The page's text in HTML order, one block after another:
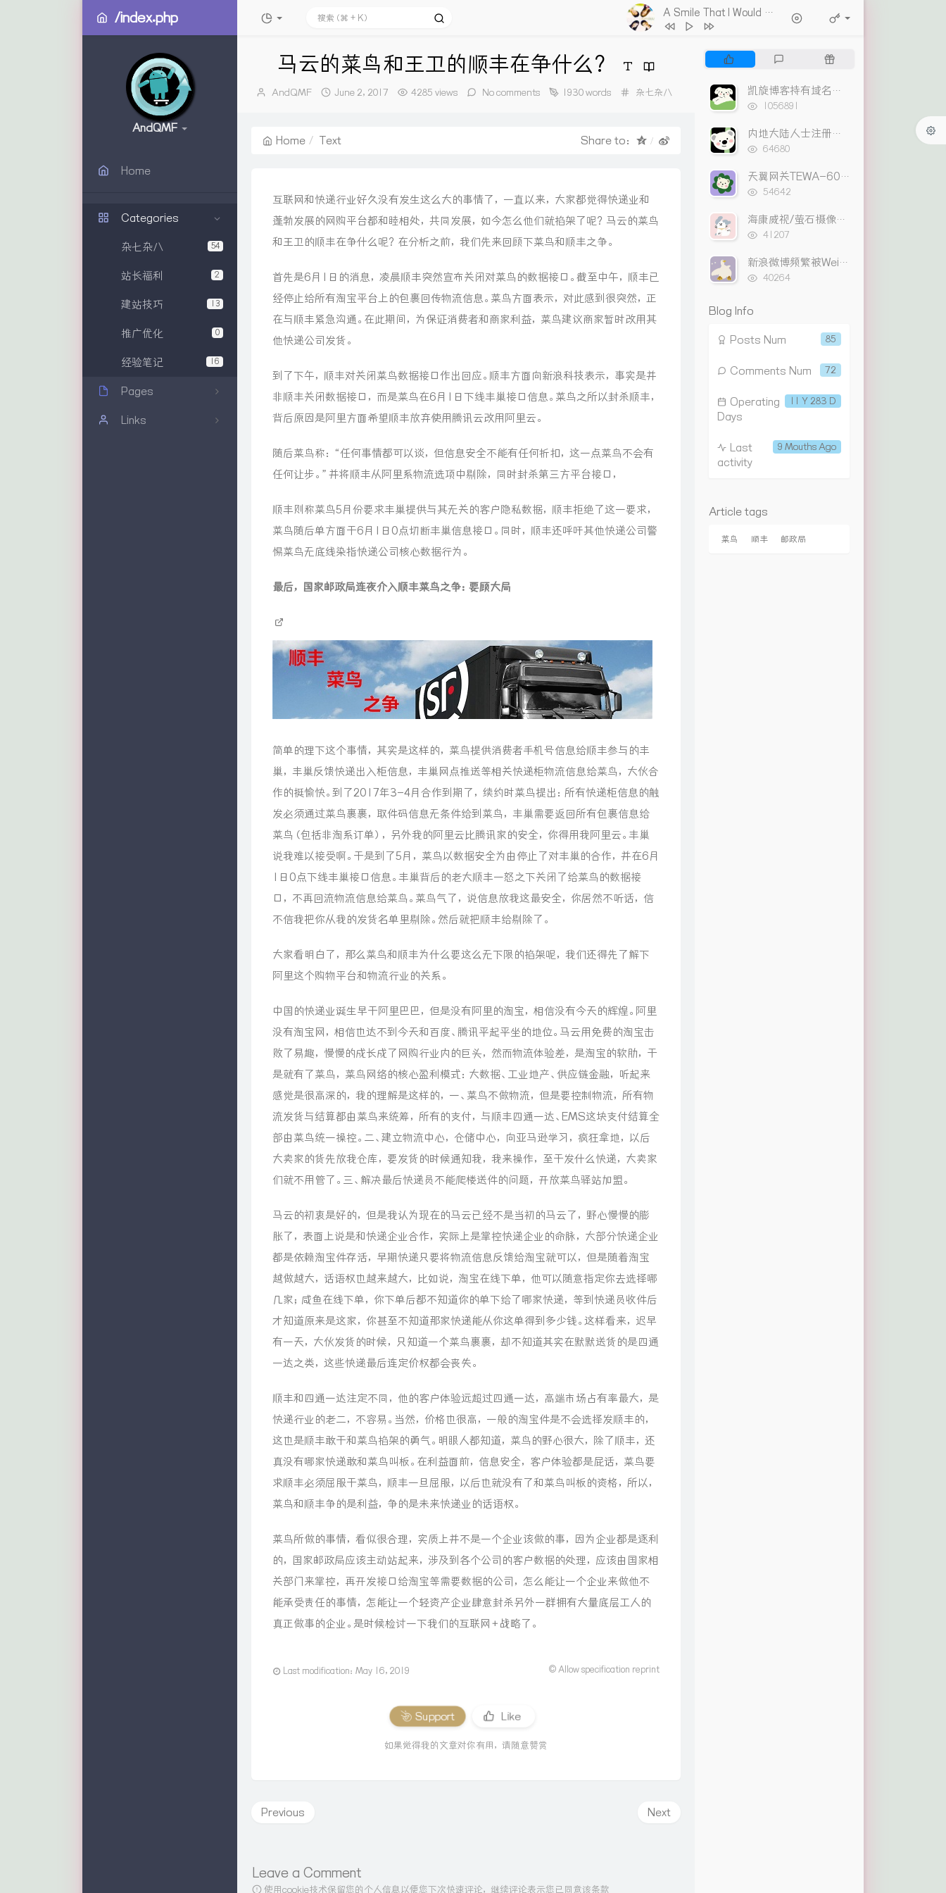
/index.php A Smile That I Would Never See Again
1
Ticket (Day Trip)
Again
Kitti Kuremanee
3 Kitti Kuremanee
4 Old Chinese SongKitti Kuremanee
刘昊霖
6 我可以坐你旁边吗 厘小白
For You To Be Here Tom Rosenthal
叶蒨文
9 当初就不该学php 黄灰红
AndQMF
Home
Categories
54
杂七杂八
2
站长福利
13
建站技巧
0
推广优化
16
经验笔记
Pages
关于本站
Links
马云的菜鸟和王卫的顺丰在争什么？
Author：
AndQMF
发
June 2, 2017 4285 views No comments 1930 words Categories：
杂七杂八
Home Text Share to：
互联网和快递行业好久没有发生这么大的事情了，一直以来，大家都觉得快递业和
蓬勃发展的网购平台都和睦相处，共同发展，如今怎么他们就掐架了呢？马云的菜鸟
和王卫的顺丰在争什么呢？在分析之前，我们先来回顾下菜鸟和顺丰之争。
首先是6月1日的消息，凌晨顺丰突然宣布关闭对菜鸟的数据接口。截至中午，顺丰已
经停止给所有淘宝平台上的包裹回传物流信息。菜鸟方面表示，对此感到很突然，正
在与顺丰紧急沟通。在此期间，为保证消费者和商家利益，菜鸟建议商家暂时改用其
他快递公司发货。
到了下午，顺丰对关闭菜鸟数据接口作出回应。顺丰方面向新浪科技表示，事实是并
非顺丰关闭数据接口，而是菜鸟在6月1日下线丰巢接口信息。菜鸟之所以封杀顺丰，
背后原因是阿里方面希望顺丰放弃使用腾讯云改用阿里云。
随后菜鸟称：“任何事情都可以谈，但信息安全不能有任何折扣，这一点菜鸟不会有
任何让步。”并将顺丰从阿里系物流选项中剔除，同时封杀第三方平台接口，
顺丰则称菜鸟5月份要求丰巢提供与其无关的客户隐私数据，顺丰拒绝了这一要求，
菜鸟随后单方面于6月1日0点切断丰巢信息接口。同时，顺丰还呼吁其他快递公司警
惕菜鸟无底线染指快递公司核心数据行为。
最后，国家邮政局连夜介入顺丰菜鸟之争：要顾大局
简单的理下这个事情，其实是这样的，菜鸟提供消费者手机号信息给顺丰参与的丰
巢，丰巢反馈快递出入柜信息，丰巢网点推送等相关快递柜物流信息给菜鸟，大伙合
作的挺愉快。到了2017年3-4月合作到期了，续约时菜鸟提出：所有快递柜信息的触
发必须通过菜鸟裹裹，取件码信息无条件给到菜鸟，丰巢需要返回所有包裹信息给
菜鸟（包括非淘系订单），另外我的阿里云比腾讯家的安全，你得用我阿里云。丰巢
说我难以接受啊。于是到了5月，菜鸟以数据安全为由停止了对丰巢的合作，并在6月
1日0点下线丰巢接口信息。丰巢背后的老大顺丰一怒之下关闭了给菜鸟的数据接
口，不再回流物流信息给菜鸟。菜鸟气了，说信息放我这最安全，你居然不听话，信
不信我把你从我的发货名单里剔除。然后就把顺丰给剔除了。
大家看明白了，那么菜鸟和顺丰为什么要这么无下限的掐架呢，我们还得先了解下
阿里这个购物平台和物流行业的关系。
中国的快递业诞生早于阿里巴巴，但是没有阿里的淘宝，相信没有今天的辉煌。阿里
没有淘宝网，相信也达不到今天和百度、腾讯平起平坐的地位。马云用免费的淘宝击
败了易趣，慢慢的成长成了网购行业内的巨头，然而物流体验差，是淘宝的软肋，于
是就有了菜鸟，菜鸟网络的核心盈利模式：大数据、工业地产、供应链金融，听起来
感觉是很高深的，我的理解是这样的，一、菜鸟不做物流，但是要控制物流，所有物
流发货与结算都由菜鸟来统筹，所有的支付，与顺丰四通一达、EMS这块支付结算全
部由菜鸟统一操控。二、建立物流中心，仓储中心，向亚马逊学习，疯狂拿地，以后
大卖家的货先放我仓库，要发货的时候通知我，我来操作，至于发什么快递，大卖家
们就不用管了。三、解决最后快递员不能爬楼送件的问题，开放菜鸟驿站加盟。
马云的初衷是好的，但是我认为现在的马云已经不是当初的马云了，野心慢慢的膨
胀了，表面上说是和快递企业合作，实际上是掌控快递企业的命脉，大部分快递企业
都是依赖淘宝件存活，早期快递只要将物流信息反馈给淘宝就可以，但是随着淘宝
越做越大，话语权也越来越大，比如说，淘宝在线下单，他可以随意指定你去选择哪
几家；咸鱼在线下单，你下单后都不知道你的单下给了哪家快递，等到快递员收件后
才知道原来是这家，你甚至不知道那家快递能从你这单得到多少钱。这样看来，迟早
有一天，大伙发货的时候，只知道一个菜鸟裹裹，却不知道其实在默默送货的是四通
一达之类，这些快递最后连定价权都会丧失。
顺丰和四通一达注定不同，他的客户体验远超过四通一达，高端市场占有率最大，是
快递行业的老二，不容易。当然，价格也很高，一般的淘宝件是不会选择发顺丰的，
这也是顺丰敢于和菜鸟掐架的勇气。明眼人都知道，菜鸟的野心很大，除了顺丰，还
真没有哪家快递敢和菜鸟叫板。在利益面前，信息安全，客户体验都是屁话，菜鸟要
求顺丰必须屈服于菜鸟，顺丰一旦屈服，以后也就没有了和菜鸟叫板的资格，所以，
菜鸟和顺丰争的是利益，争的是未来快递业的话语权。
菜鸟所做的事情，看似很合理，实质上并不是一个企业该做的事，因为企业都是逐利
的，国家邮政局应该主动站起来，涉及到各个公司的客户数据的处理，应该由国家相
关部门来掌控，再开发接口给淘宝等需要数据的公司，怎么能让一个企业来做他不
能承受责任的事情，怎能让一个轻资产企业肆意封杀另外一群拥有大量底层工人的
真正做事的企业。是时候检讨一下我们的互联网＋战略了。
Last modification：May 16, 2019 © Allow specification reprint
Support Like
如果觉得我的文章对你有用，请随意赞赏
Next
Previous
Leave a Comment
使用cookie技术保留您的个人信息以便您下次快速评论，继续评论表示您已同意该条款
o
p
u
a
r
r
t
c
l
t
e
t
c
m
m
n
t
R
n
m
t
l
凯旋博客持有域名出售列表
浏
次
数:
1056891
内地大陆人士注册支付宝HK APP可使用转数快
浏
次
数:
64680
天翼网关TEWA-600AGM 破解路由功能及把百兆口改成上网口
浏
次
数:
54642
海康威视/萤石摄像头尾线与网线连接线序
浏
次
数:
41207
新浪微博频繁被Weico客户端盗发的解决方法
浏
40264
Blog Info
85
Posts Num
72
Comments Num
11 Y 283 D
Operating
Days
9 Mouths Ago
Last
activity
Article tags
菜鸟 顺丰 邮政局